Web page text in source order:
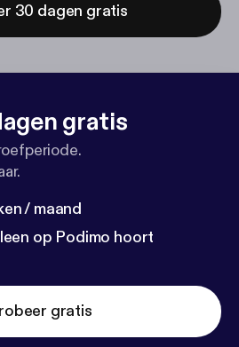
30 dagen gratis
gratis
/ maand
op Podimo hoort
gratis